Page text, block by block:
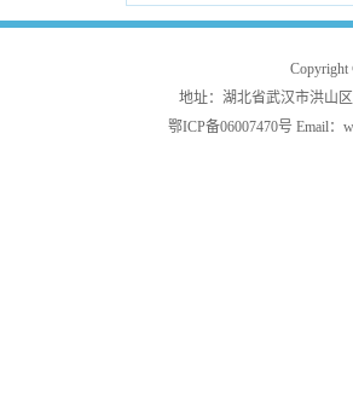
地址：湖北省武汉市洪山
鄂ICP备06007470号 Email：